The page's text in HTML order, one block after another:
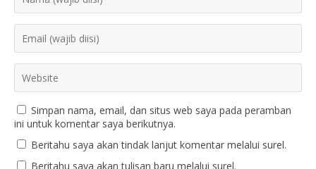
Simpan nama, email, dan situs web saya pada peramban
ini untuk komentar saya berikutnya.
Beritahu saya akan tindak lanjut komentar melalui surel.
Beritahu saya akan tulisan baru melalui surel.